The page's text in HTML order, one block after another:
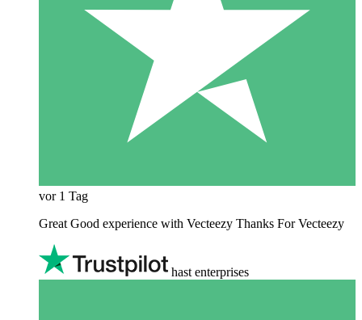
vor 1 Tag
Great Good experience with Vecteezy Thanks For Vecteezy
hast enterprises